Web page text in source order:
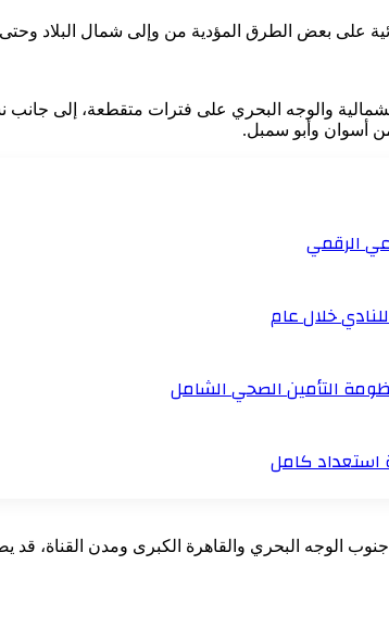
على بعض الطرق المؤدية من وإلى شمال البلاد
والوجه البحري على فترات متقطعة، إلى جانب
أسوان وأبو سمبل.
الرقمي
استعداد كامل
الوجه البحري والقاهرة الكبرى ومدن القناة، قد